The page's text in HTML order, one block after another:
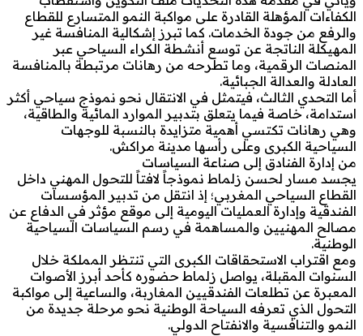
الكفاءات المؤهلة القادرة على مواكبة النمو المتسارع للقطاع
والرفع من جودة الخدمات. كما تبرز إشكالية المنافسة غير
المهيكلة الناتجة عن توسع أنشطة الكراء السياحي عبر
المنصات الرقمية، وما تطرحه من رهانات مرتبطة بالمنافسة
العادلة والعدالة الجبائية.
أما التحدي الثالث، فيتمثل في الانتقال نحو نموذج سياحي أكثر
استدامة، خاصة فيما يتعلق بتدبير الموارد المائية والطاقية،
وهي رهانات تكتسي أهمية متزايدة بالنسبة للوجهات
السياحية الكبرى وعلى رأسها مدينة مراكش.
من إدارة الفنادق إلى صناعة السياسات
يجسد مسار لحسن زلماط نموذجاً لافتاً للتحول المهني داخل
القطاع السياحي المغربي؛ إذ انتقل من تدبير المؤسسات
الفندقية وإدارة العمليات اليومية إلى موقع مؤثر في الدفاع عن
مصالح المهنيين والمساهمة في رسم السياسات السياحية
الوطنية.
ومع اقتراب الاستحقاقات الكبرى التي تنتظر المملكة خلال
السنوات المقبلة، يواصل زلماط حضوره كأحد أبرز الأصوات
المعبرة عن تطلعات الفندقيين المغاربة، والساعية إلى مواكبة
التحول الذي تعرفه السياحة الوطنية نحو مرحلة جديدة من
النمو والتنافسية والانفتاح الدولي.